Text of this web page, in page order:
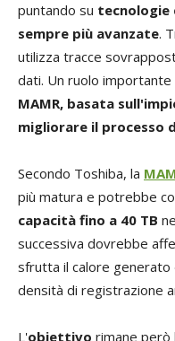
puntando su tecnologie
sempre più avanzate.
utilizza tracce
dati. Un ruolo
MAMR, basata
migliorare il processo
Secondo Toshiba, la
più matura e potrebbe
capacità fino a 40 TB
successiva dovrebbe
sfrutta il calore generato
densità di registrazione
L'obiettivo rimane però